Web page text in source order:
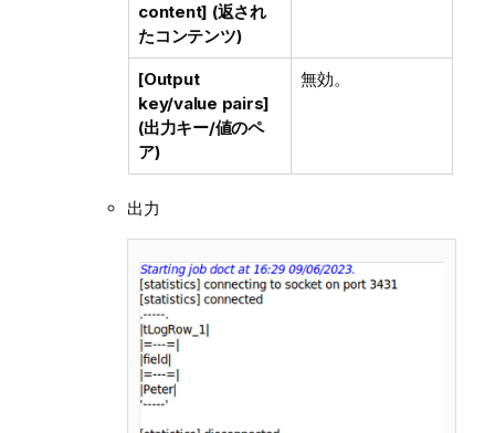
content] (返され
たコンテンツ)
[Output
key/value pairs]
(出力キー/値のペ
ア)
無効。
出力